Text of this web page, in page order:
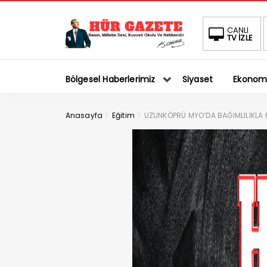
CANLI
TV İZLE
BIST
1.66% 1.430,07
Bölgesel Haberlerimiz Siyaset
Anasayfa > Eğitim > UZUNKÖPRÜ MYO’DA